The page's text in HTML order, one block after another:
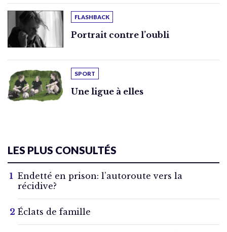
FLASHBACK
Portrait contre l’oubli
SPORT
Une ligue à elles
LES PLUS CONSULTÉS
Endetté en prison: l’autoroute vers la
récidive?
Éclats de famille